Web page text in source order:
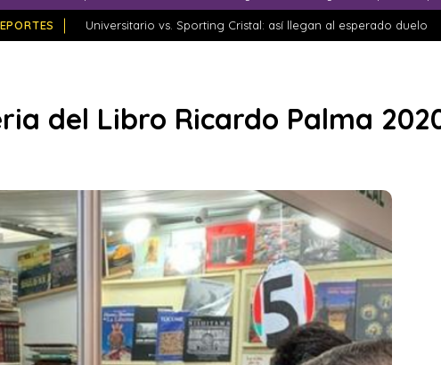
Universitario vs. Sporting Cristal: así llegan al esperado duelo
del Libro Ricardo Palma